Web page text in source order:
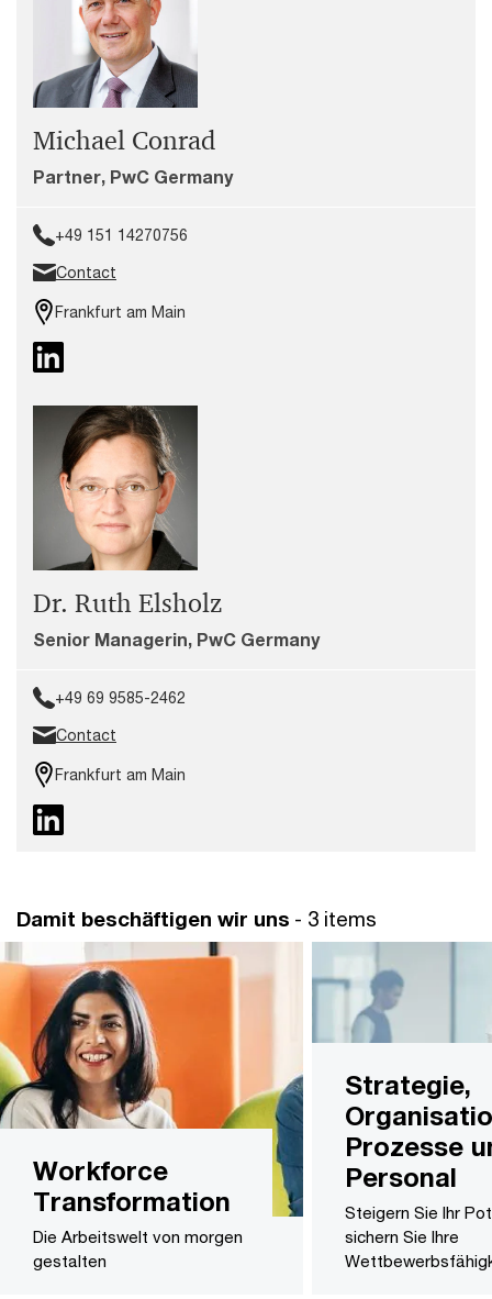
Michael Conrad
Partner, PwC Germany
+49 151 14270756
Contact
Frankfurt am Main
Dr. Ruth Elsholz
Senior Managerin, PwC Germany
+49 69 9585-2462
Contact
Frankfurt am Main
Damit beschäftigen wir uns - 3 items
Workforce
Transformation
Die Arbeitswelt von morgen
gestalten
Strategie,
Prozesse
Personal
Steigern Sie Ihr
sichern Sie Ihre